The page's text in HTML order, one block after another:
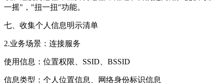
一摇"，"扭一扭"功能。
七、收集个人信息明示清单
2.业务场景：连接服务
使用信息：位置权限、SSID、BSSID
信息类型：个人位置信息、网络身份标识信息